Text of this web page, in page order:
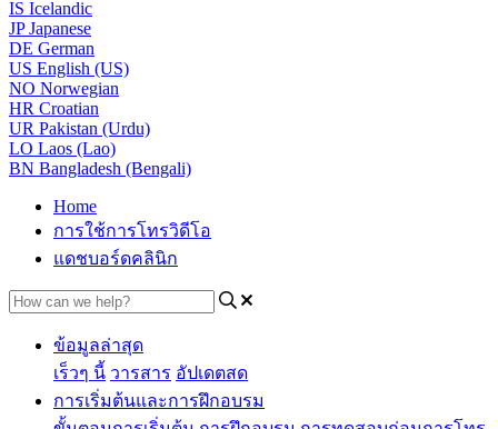
IS Icelandic
JPJapanese
DE German
US English (US)
NO Norwegian
HR Croatian
UR Pakistan (Urdu)
LO Laos (Lao)
BN Bangladesh (Bengali)
Home
การใช้การโทรวิดีโอ
แดชบอร์ดคลินิก
ข้อมูลล่าสุด
เร็วๆ นี้ วารสาร อัปเดตสด
การเริ่มต้นและการฝึกอบรม